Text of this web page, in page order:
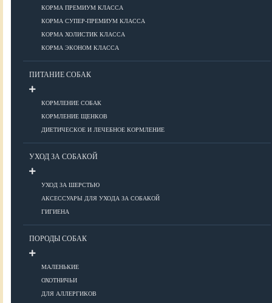
КОРМА ПРЕМИУМ КЛАССА
КОРМА СУПЕР-ПРЕМИУМ КЛАССА
КОРМА ХОЛИСТИК КЛАССА
КОРМА ЭКОНОМ КЛАССА
ПИТАНИЕ СОБАК
КОРМЛЕНИЕ СОБАК
КОРМЛЕНИЕ ЩЕНКОВ
ДИЕТИЧЕСКОЕ И ЛЕЧЕБНОЕ КОРМЛЕНИЕ
УХОД ЗА СОБАКОЙ
УХОД ЗА ШЕРСТЬЮ
АКСЕССУАРЫ ДЛЯ УХОДА ЗА СОБАКОЙ
ГИГИЕНА
ПОРОДЫ СОБАК
МАЛЕНЬКИЕ
ОХОТНИЧЬИ
ДЛЯ АЛЛЕРГИКОВ
ВСЕ О СОБАКАХ
ЗДОРОВЬЕ
Болезни глаз
Болезни ЖКТ
Болезни мочеполовой системы
Болезни ОДА
Болезни органов дыхания
Болезни сердца
Заболевания нервной системы
Инфекционные болезни
Кожные заболевания
Прочие болезни
Препараты
ВОСПИТАНИЕ